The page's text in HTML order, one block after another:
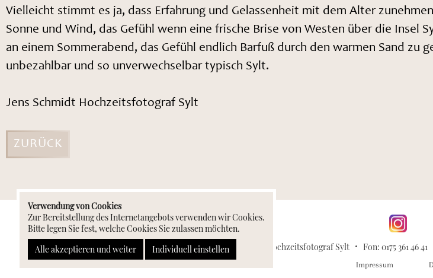
Vielleicht stimmt es ja, dass Erfahrung und Gelassenheit mit dem Alter
Sonne und Wind, das Gefühl wenn eine frische Brise von Westen über die Insel
an einem Sommerabend, das Gefühl endlich Barfuß durch den warmen Sand zu
unbezahlbar und so unverwechselbar typisch Sylt.
Jens Schmidt Hochzeitsfotograf Sylt
ZURÜCK
Jens Schmidt Hochzeitsfotograf Sylt Fon: 0175 361 46 41
Impressum
Verwendung von Cookies
Zur Bereitstellung des Internetangebots verwenden wir Cookies.
Bitte legen Sie fest, welche Cookies Sie zulassen möchten.
Alle akzeptieren und weiter
Individuell einstellen